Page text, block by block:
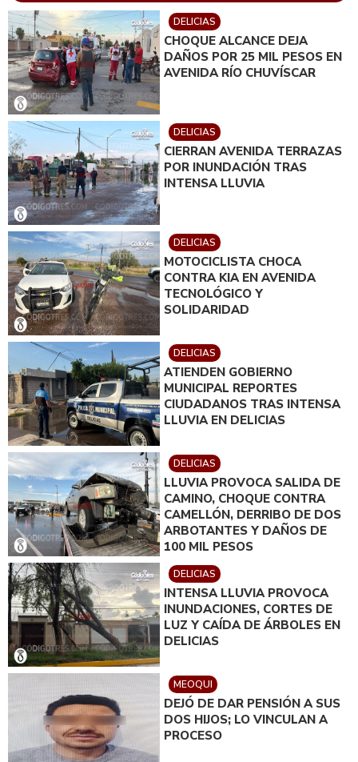
DELICIAS
CHOQUE ALCANCE DEJA
DAÑOS POR 25 MIL PESOS EN
AVENIDA RÍO CHUVÍSCAR
DELICIAS
CIERRAN AVENIDA TERRAZAS
POR INUNDACIÓN TRAS
INTENSA LLUVIA
DELICIAS
MOTOCICLISTA CHOCA
CONTRA KIA EN AVENIDA
TECNOLÓGICO Y
SOLIDARIDAD
DELICIAS
ATIENDEN GOBIERNO
MUNICIPAL REPORTES
CIUDADANOS TRAS INTENSA
LLUVIA EN DELICIAS
DELICIAS
LLUVIA PROVOCA SALIDA DE
CAMINO, CHOQUE CONTRA
CAMELLÓN, DERRIBO DE DOS
ARBOTANTES Y DAÑOS DE
100 MIL PESOS
DELICIAS
INTENSA LLUVIA PROVOCA
INUNDACIONES, CORTES DE
LUZ Y CAÍDA DE ÁRBOLES EN
DELICIAS
MEOQUI
DEJÓ DE DAR PENSIÓN A SUS
DOS HIJOS; LO VINCULAN A
PROCESO